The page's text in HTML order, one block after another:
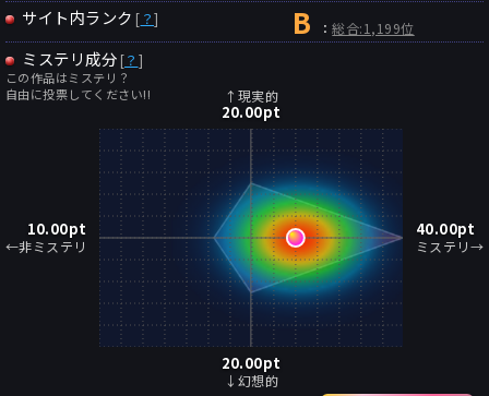
サイト内ランク [ ？] B ：総合:1,199位
ミステリ成分 [？ ]
この作品はミステリ？
自由に投票してください!!
↑現実的
20.00pt
10.00pt
←非ミステリ
40.00pt
ミステリ→
20.00pt
↓幻想的